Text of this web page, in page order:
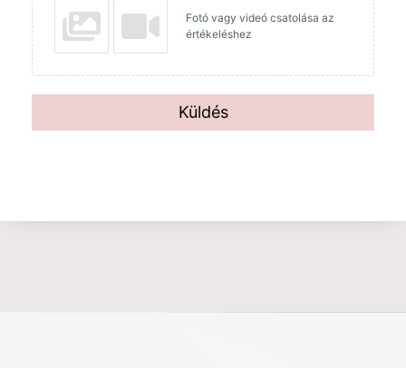
Fotó vagy videó csatolása az
értékeléshez
Küldés